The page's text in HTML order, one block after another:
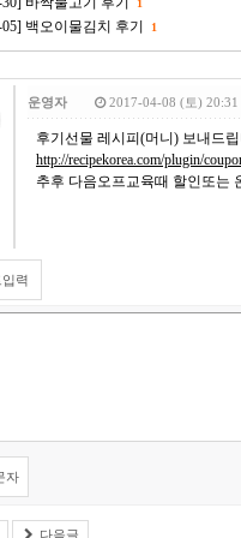
1
백오이물김치 후기 1
운영자 2017-04-08 (토) 20:31
후기선물 레시피(머니) 보내드
http://recipekorea.com/plugin/
추후 다음오프교육때 할인또는
력
자
다음글